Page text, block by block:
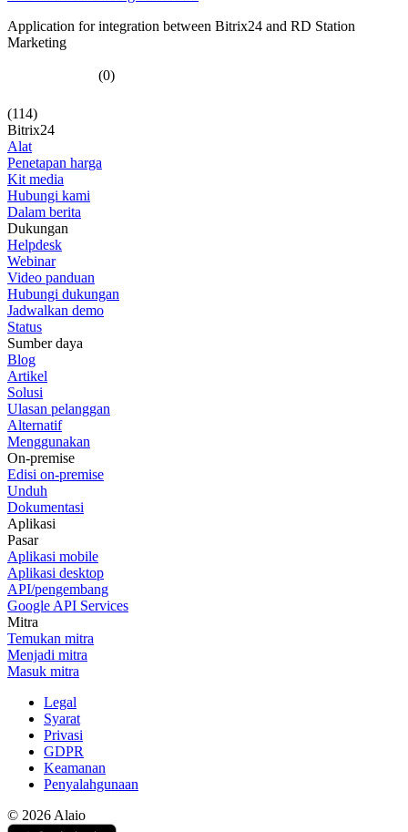
Application for integration between Bitrix24 and RD Station
Marketing
(0)
(114)
Bitrix24
Alat
Penetapan harga
Kit media
Hubungi kami
Dalam berita
Dukungan
Helpdesk
Webinar
Video panduan
Hubungi dukungan
Jadwalkan demo
Status
Sumber daya
Blog
Artikel
Solusi
Ulasan pelanggan
Alternatif
Menggunakan
On-premise
Edisi on-premise
Unduh
Dokumentasi
Aplikasi
Pasar
Aplikasi mobile
Aplikasi desktop
API/pengembang
Google API Services
Mitra
Temukan mitra
Menjadi mitra
Masuk mitra
Legal
Syarat
Privasi
GDPR
Keamanan
Penyalahgunaan
© 2026 Alaio